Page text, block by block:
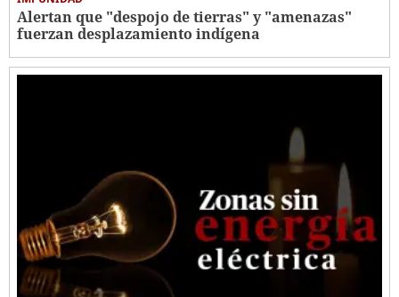
Alertan que "despojo de tierras" y "amenazas"
fuerzan desplazamiento indígena